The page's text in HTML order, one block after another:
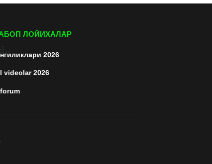
ЛОЙИХАЛАР
2026
videolar 2026